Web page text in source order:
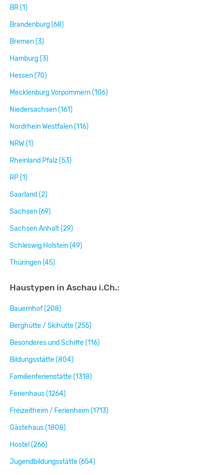
BR (1)
Brandenburg (68)
Bremen (3)
Hamburg (3)
Hessen (70)
Mecklenburg Vorpommern (106)
Niedersachsen (161)
Nordrhein Westfalen (116)
NRW (1)
Rheinland Pfalz (53)
RP (1)
Saarland (2)
Sachsen (69)
Sachsen Anhalt (29)
Schleswig Holstein (49)
Thüringen (45)
Haustypen in Aschau i.Ch.:
Bauernhof (208)
Berghütte / Skihütte (255)
Besonderes und Schiffe (116)
Bildungsstätte (804)
Familienferienstätte (1318)
Ferienhaus (1264)
Freizeitheim / Ferienheim (1713)
Gästehaus (1808)
Hostel (266)
Jugendbildungsstätte (654)